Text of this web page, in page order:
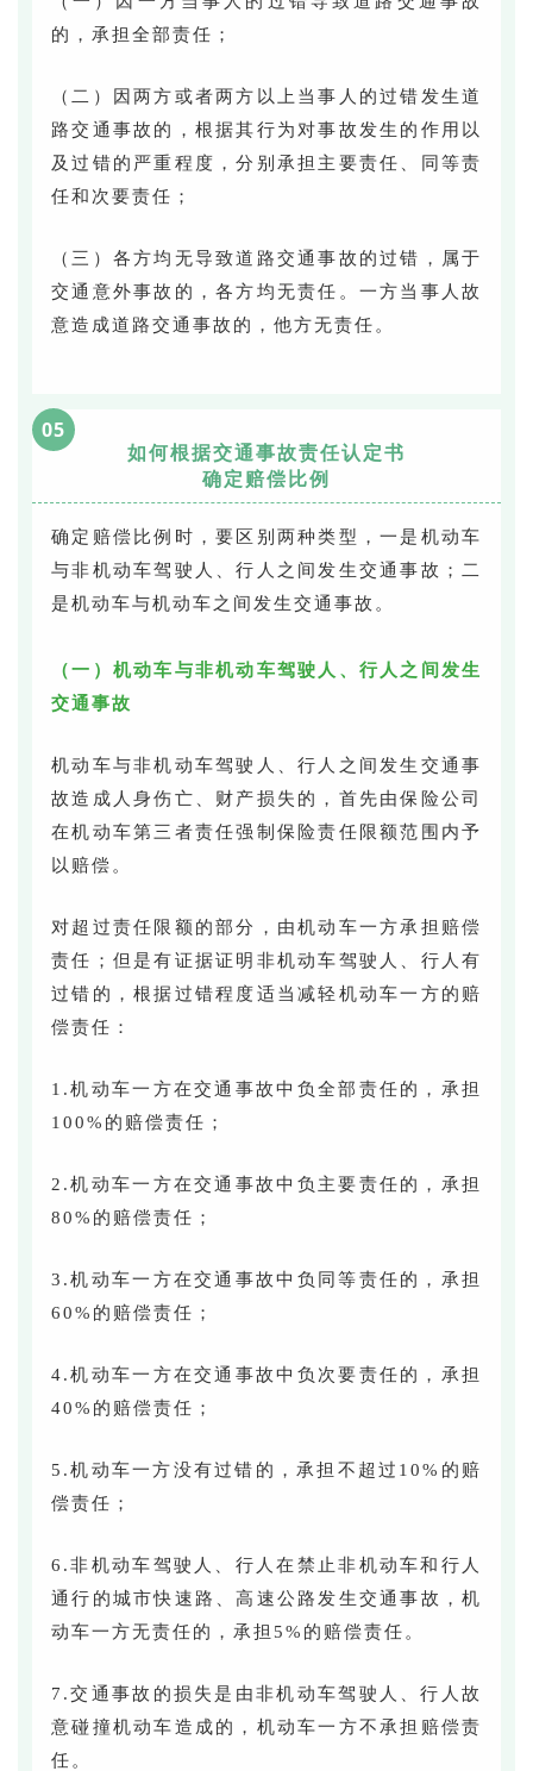
的，承担全部责任；
（二）因两方或者两方以上当事人的过错发生道
路交通事故的，根据其行为对事故发生的作用以
及过错的严重程度，分别承担主要责任、同等责
任和次要责任；
（三）各方均无导致道路交通事故的过错，属于
交通意外事故的，各方均无责任。一方当事人故
意造成道路交通事故的，他方无责任。
05
如何根据交通事故责任认定书
确定赔偿比例
确定赔偿比例时，要区别两种类型，一是机动车
与非机动车驾驶人、行人之间发生交通事故；二
是机动车与机动车之间发生交通事故。
（一）机动车与非机动车驾驶人、行人之间发生
交通事故
机动车与非机动车驾驶人、行人之间发生交通事
故造成人身伤亡、财产损失的，首先由保险公司
在机动车第三者责任强制保险责任限额范围内予
以赔偿。
对超过责任限额的部分，由机动车一方承担赔偿
责任；但是有证据证明非机动车驾驶人、行人有
过错的，根据过错程度适当减轻机动车一方的赔
偿责任：
1.机动车一方在交通事故中负全部责任的，承担
100%的赔偿责任；
2.机动车一方在交通事故中负主要责任的，承担
80% 的赔偿责任；
3.机动车一方在交通事故中负同等责任的，承担
60%的赔偿责任；
4.机动车一方在交通事故中负次要责任的，承担
40%的赔偿责任；
5.机动车一方没有过错的，承担不超过10%的赔
偿责任；
6.非机动车驾驶人、行人在禁止非机动车和行人
通行的城市快速路、高速公路发生交通事故，机
动车一方无责任的，承担5%的赔偿责任。
7.交通事故的损失是由非机动车驾驶人、行人故
意碰撞机动车造成的，机动车一方不承担赔偿责
任。